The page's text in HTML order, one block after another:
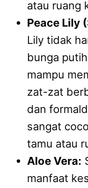
atau ruang
Peace Lily
Lily tidak
bunga
mampu
zat-zat
dan
sangat
tamu atau
Aloe Vera:
manfaat